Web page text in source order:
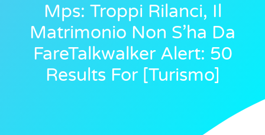
Mps: Troppi Rilanci, Il
Matrimonio Non S’ha Da
FareTalkwalker Alert: 50
Results For [turismo]